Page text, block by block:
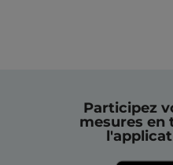
Participez
mesures en